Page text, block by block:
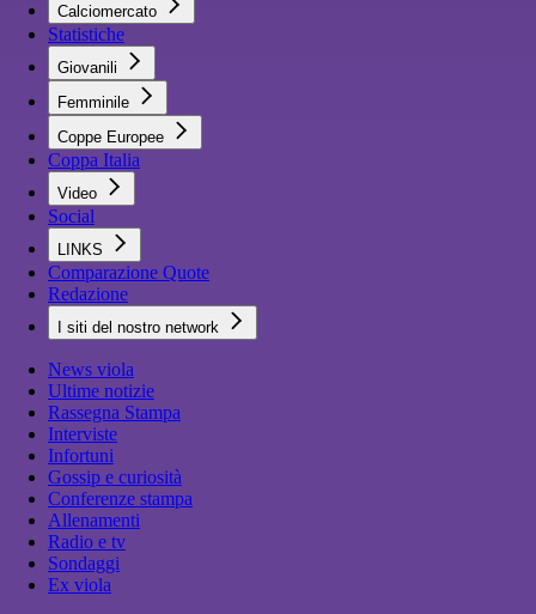
Calciomercato
Statistiche
Giovanili
Femminile
Coppe Europee
Coppa Italia
Video
Social
LINKS
Comparazione Quote
Redazione
I siti del nostro network
News viola
Ultime notizie
Rassegna Stampa
Interviste
Infortuni
Gossip e curiosità
Conferenze stampa
Allenamenti
Radio e tv
Sondaggi
Ex viola